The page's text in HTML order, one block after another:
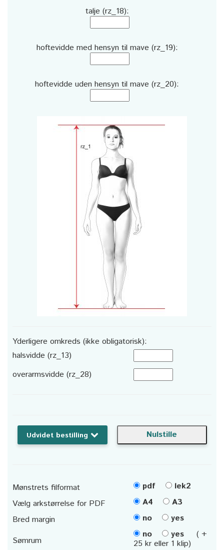
talje (rz_18):
hoftevidde med hensyn til mave (rz_19):
hoftevidde uden hensyn til mave (rz_20):
Yderligere omkreds (ikke obligatorisk):
halsvidde (rz_13)
overarmsvidde (rz_28)
Udvidet bestilling
Mønstrets filformat pdf
lek2
Vælg arkstørrelse for PDF
A4
A3
Bred margin
no
yes
Sømrum
no yes
( +
25 kr eller 1 klip)